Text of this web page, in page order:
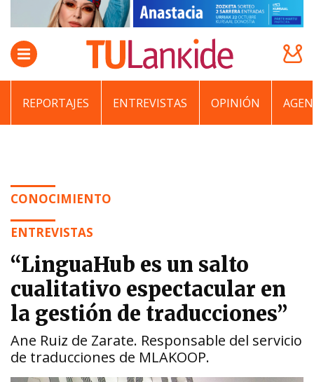
REPORTAJES ENTREVISTAS OPINIÓN
CONOCIMIENTO
ENTREVISTAS
“LinguaHub es un salto
cualitativo espectacular en
la gestión de traducciones”
Ane Ruiz de Zarate. Responsable del servicio
de traducciones de MLAKOOP.